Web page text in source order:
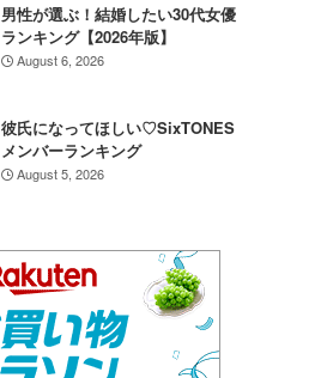
男性が選ぶ！結婚したい30代女優
ランキング【2026年版】
August 6, 2026
彼氏になってほしい♡SixTONES
メンバーランキング
August 5, 2026